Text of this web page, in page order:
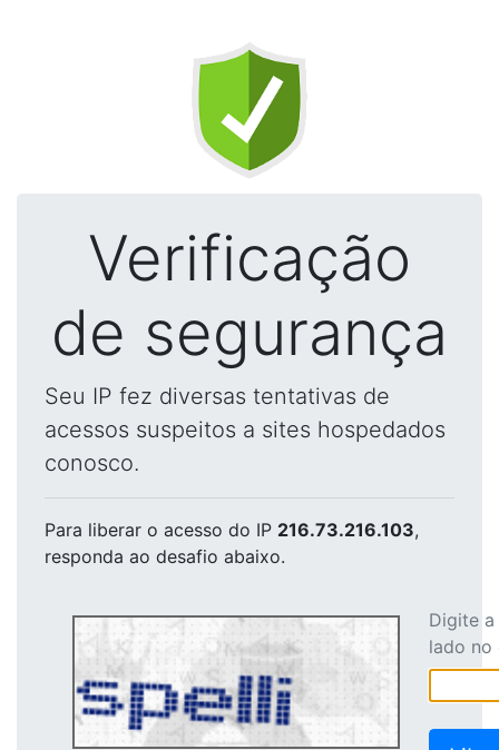
Verificação
de segurança
Seu IP fez diversas tentativas de
acessos suspeitos a sites hospedados
conosco.
Para liberar o acesso do IP 216.73.216.103,
responda ao desafio abaixo.
Digite
lado no